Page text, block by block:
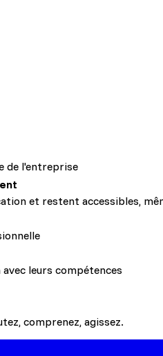
des mesures
de l'entreprise
et restent accessibles,
leurs compétences
comprenez, agissez.